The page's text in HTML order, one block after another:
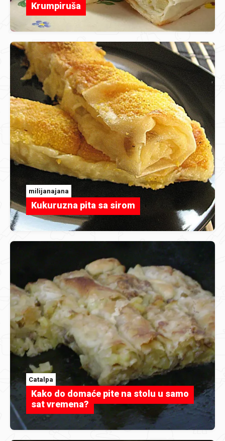
Krumpiruša
milijanajana
Kukuruzna pita sa sirom
Catalpa
Kako do domaće pite na stolu u samo
sat vremena?